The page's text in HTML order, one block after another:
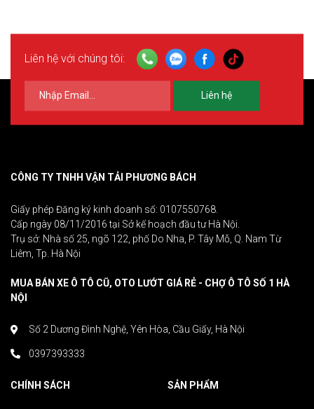
Liên hệ với chúng tôi:
Liên hệ
CÔNG TY TNHH VẬN TẢI PHƯƠNG BÁCH
Giấy phép Đăng ký kinh doanh số: 0107550768.
Cấp ngày 08/11/2016 tại Sở kế hoạch đầu tư Hà Nội.
Trụ sở: Nhà số 25, ngõ 122, phố Do Nha, P. Tây Mỗ, Q. Nam Từ
Liêm, Tp. Hà Nội
MUA BÁN XE Ô TÔ CŨ, OTO LƯỚT GIÁ RẺ - CHỢ Ô TÔ SỐ 1 HÀ
NỘI
Số 2 Dương Đình Nghệ, Yên Hòa, Cầu Giấy, Hà Nội
0397393333
CHÍNH SÁCH SẢN PHẨM